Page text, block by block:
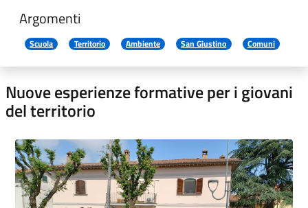
Argomenti
Scuola Territorio Ambiente San Giustino Comuni
Nuove esperienze formative per i giovani
del territorio